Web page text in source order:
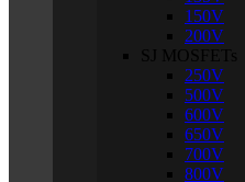
150V
200V
SJ MOSFETs
250V
500V
600V
650V
700V
800V